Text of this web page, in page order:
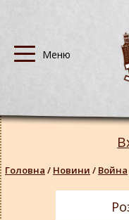
Головна / Новини / Война